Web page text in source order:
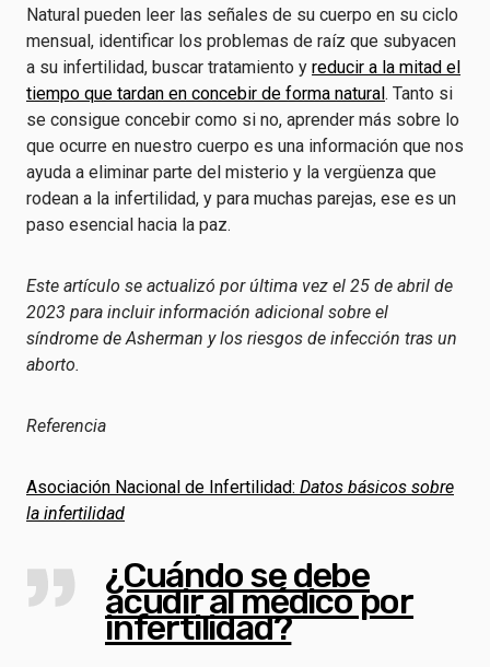
Natural pueden leer las señales de su cuerpo en su ciclo
mensual, identificar los problemas de raíz que subyacen
a su infertilidad, buscar tratamiento y reducir a la mitad el
tiempo que tardan en concebir de forma natural. Tanto si
se consigue concebir como si no, aprender más sobre lo
que ocurre en nuestro cuerpo es una información que nos
ayuda a eliminar parte del misterio y la vergüenza que
rodean a la infertilidad, y para muchas parejas, ese es un
paso esencial hacia la paz.
Este artículo se actualizó por última vez el 25 de abril de
2023 para incluir información adicional sobre el
síndrome de Asherman y los riesgos de infección tras un
aborto.
Referencia
Asociación Nacional de Infertilidad: Datos básicos sobre
la infertilidad
¿Cuándo se debe
acudir al médico por
infertilidad?